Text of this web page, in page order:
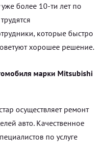
более 10-ти лет по
которые быстро
хорошее решение.
марки Mitsubishi
осуществляет ремонт
авто. Качественное
по услуге